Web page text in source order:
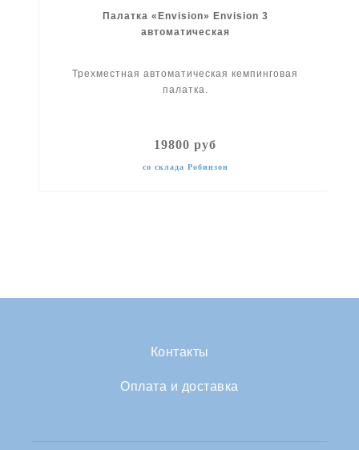
Палатка «Envision» Envision 3
автоматическая
Трехместная автоматическая кемпинговая
палатка.
19800 руб
со склада Робинзон
Контакты
Оплата и доставка